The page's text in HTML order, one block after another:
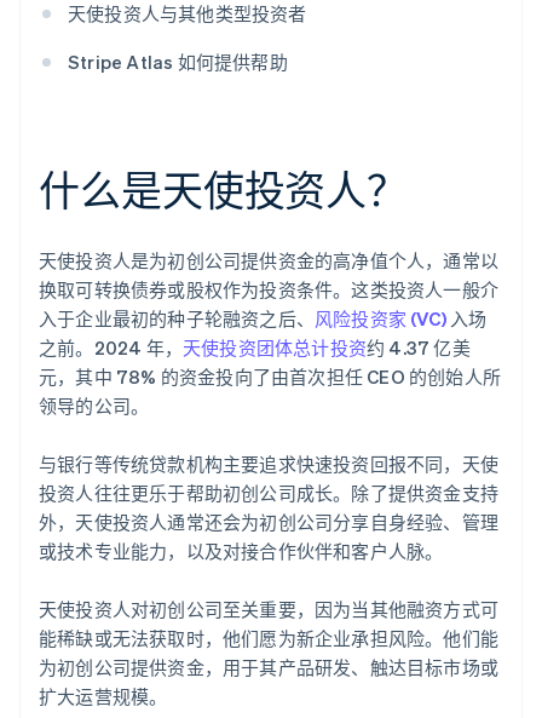
天使投资人与其他类型投资者
Stripe Atlas 如何提供帮助
什么是天使投资人？
天使投资人是为初创公司提供资金的高净值个人，通常以
换取可转换债券或股权作为投资条件。这类投资人一般介
入于企业最初的种子轮融资之后、 风险投资家 (VC) 入场
之前。2024 年， 天使投资团体总计投资约 4.37 亿美
元，其中 78% 的资金投向了由首次担任 CEO 的创始人所
领导的公司。
与银行等传统贷款机构主要追求快速投资回报不同，天使
投资人往往更乐于帮助初创公司成长。除了提供资金支持
外，天使投资人通常还会为初创公司分享自身经验、管理
或技术专业能力，以及对接合作伙伴和客户人脉。
天使投资人对初创公司至关重要，因为当其他融资方式可
能稀缺或无法获取时，他们愿为新企业承担风险。他们能
为初创公司提供资金，用于其产品研发、触达目标市场或
扩大运营规模。